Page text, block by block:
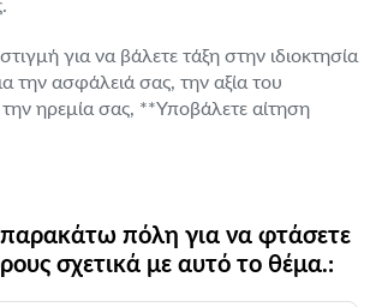
για να βάλετε τάξη στην ιδιοκτησία
την ασφάλειά σας, την αξία του
την ηρεμία σας, **Υποβάλετε αίτηση
παρακάτω πόλη για να φτάσετε
σχετικά με αυτό το θέμα.: